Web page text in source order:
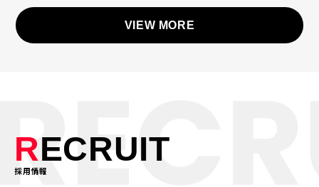
VIEW MORE
RECRUIT
採用情報